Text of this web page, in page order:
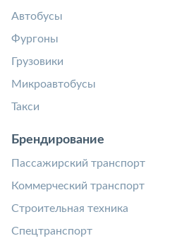
Автобусы
Фургоны
Грузовики
Микроавтобусы
Такси
Брендирование
Пассажирский транспорт
Коммерческий транспорт
Строительная техника
Спецтранспорт